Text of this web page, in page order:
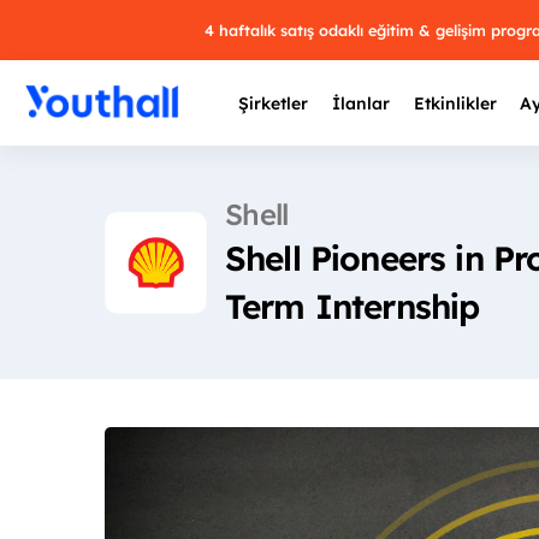
4 haftalık satış odaklı eğitim & gelişim
Şirketler İlanlar Etkinlikler
Shell
Shell Pioneers in
Term Internship